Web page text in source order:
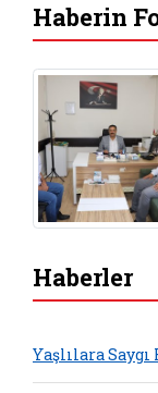
Haberin
Haberler
Yaşlılara